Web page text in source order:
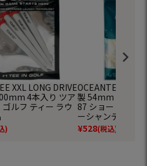
XXL LONG DRIVE
4本入り ツア
ルフ ティー ラウ
)
OCEANTEE ゴル
製 54mm 袋入り
87 ショート ライ
ーシャンティー
品
¥528(税込)